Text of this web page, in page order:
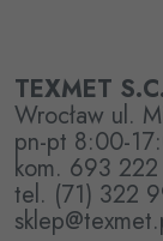
TEXMET
Wrocław ul.
pn-pt 8:00-
kom. 693
tel. (71) 322